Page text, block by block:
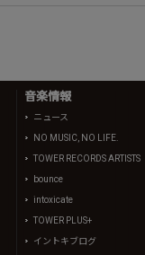
音楽情報
ニュース
NO MUSIC, NO LIFE.
TOWER RECORDS ARTISTS
bounce
intoxicate
TOWER PLUS+
イントキブログ